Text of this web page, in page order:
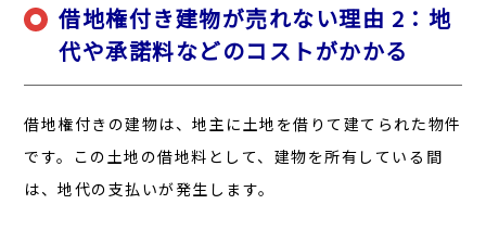
借地権付き建物が売れない理由 2：地
代や承諾料などのコストがかかる
借地権付きの建物は、地主に土地を借りて建てられた物件
です。この土地の借地料として、建物を所有している間
は、地代の支払いが発生します。